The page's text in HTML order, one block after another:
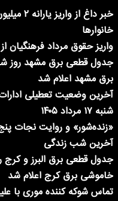
خانوارها
واریز حقوق مرداد فرهنگیان
برق مشهد اعلام شد
آخرین وضعیت تعطیلی
شنبه ۱۷ مرداد ۱۴۰۵
«زنده‌شور» و روایت نجات
آخرین شب زندگی
خاموشی برق کرج اعلام شد
تماس شوکه کننده موری با